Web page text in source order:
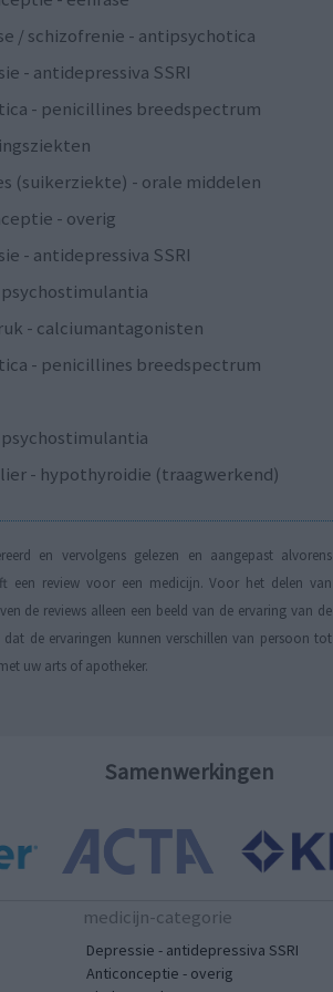
/ schizofrenie - antipsychotica
- antidepressiva SSRI
- penicillines breedspectrum
(suikerziekte) - orale middelen
- overig
- antidepressiva SSRI
psychostimulantia
- calciumantagonisten
- penicillines breedspectrum
psychostimulantia
- hypothyroidie (traagwerkend)
en vervolgens gelezen en aangepast alvorens
review voor een medicijn. Voor het delen van
de reviews alleen een beeld van de ervaring van de
de ervaringen kunnen verschillen van persoon tot
uw arts of apotheker.
Samenwerkingen
medicijn-categorie
Depressie - antidepressiva SSRI
Anticonceptie - overig